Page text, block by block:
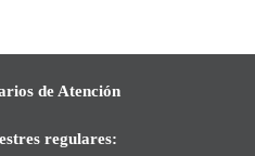
de Atención
regulares: